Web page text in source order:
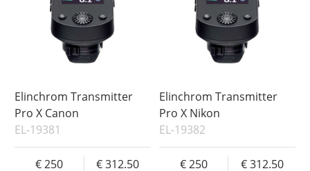
Elinchrom Transmitter
Pro X Canon
EL-19381
250
312.50
Elinchrom Transmitter
Pro X Nikon
EL-19382
250
312.50